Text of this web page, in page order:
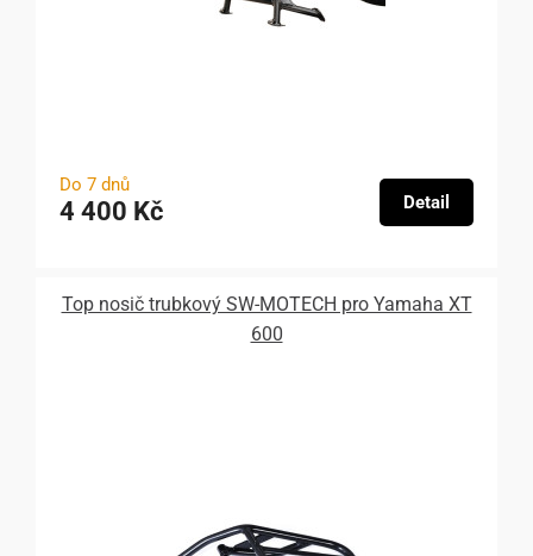
Do 7 dnů
4 400 Kč Detail
Top nosič trubkový SW-MOTECH pro Yamaha XT
600